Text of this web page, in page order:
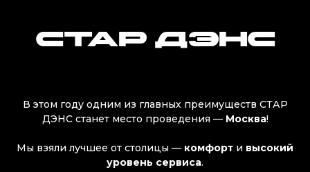
СТАР ДЭНС
В этом году одним из главных преимуществ СТАР
ДЭНС станет место проведения — Москва!
Мы взяли лучшее от столицы — комфорт и высокий
уровень сервиса.